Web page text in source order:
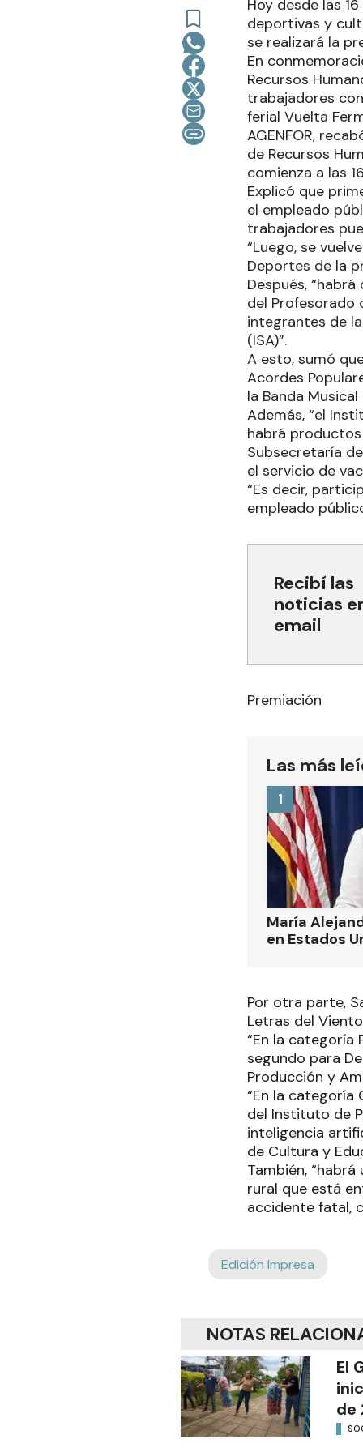
Hoy desde las
deportivas y
se realizará la
En
Recursos
trabajadores
ferial Vuelta
AGENFOR,
de Recursos
comienza a las
Explicó que
el empleado
trabajadores
“Luego, se
Deportes de la
Después,
del Profesorado
integrantes de
(ISA)”.
A esto, sumó
Acordes
la Banda
Además, “el
habrá
Subsecretaría
el servicio de
“Es decir,
empleado
Recibí las
noticias
email
Premiación
Las más
María
en Estados
1
Por otra parte,
Letras del
“En la categoría
segundo para
Producción y
“En la categoría
del Instituto de
inteligencia
de Cultura y
También,
rural que está
accidente fatal,
Edición Impresa
NOTAS
El
de